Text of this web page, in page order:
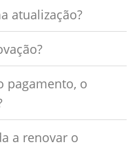
atualização?
pagamento, o
a renovar o